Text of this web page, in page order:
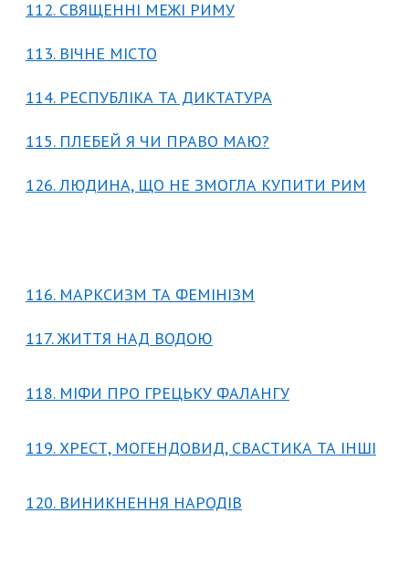
112. СВЯЩЕННІ МЕЖІ РИМУ
113. ВІЧНЕ МІСТО
114. РЕСПУБЛІКА ТА ДИКТАТУРА
115. ПЛЕБЕЙ Я ЧИ ПРАВО МАЮ?
126. ЛЮДИНА, ЩО НЕ ЗМОГЛА КУПИТИ РИМ
116. МАРКСИЗМ ТА ФЕМІНІЗМ
117. ЖИТТЯ НАД ВОДОЮ
118. МІФИ ПРО ГРЕЦЬКУ ФАЛАНГУ
119. ХРЕСТ, МОГЕНДОВИД, СВАСТИКА ТА ІНШІ
120. ВИНИКНЕННЯ НАРОДІВ